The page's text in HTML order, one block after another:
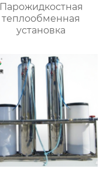
Парожидкостная
теплообменная
установка